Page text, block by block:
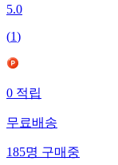
5.0
(1)
0적립
무료배송
185명구매중